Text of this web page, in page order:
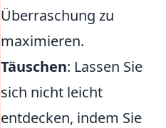
Überraschung zu
maximieren.
Täuschen: Lassen Sie
sich nicht leicht
entdecken, indem Sie